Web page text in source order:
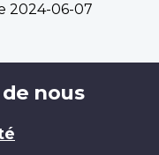
2024-06-07
nous